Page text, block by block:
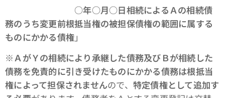
○年○月○日相続によるＡの相続債
務のうち変更前根抵当権の被担保債権の範囲に属する
ものにかかる債権」
※ ＡがＹの相続により承継した債務及びＢが相続した
債務を免責的に引き受けたものにかかる債務は根抵当
権によって担保されませんので、 特定債権として追加す